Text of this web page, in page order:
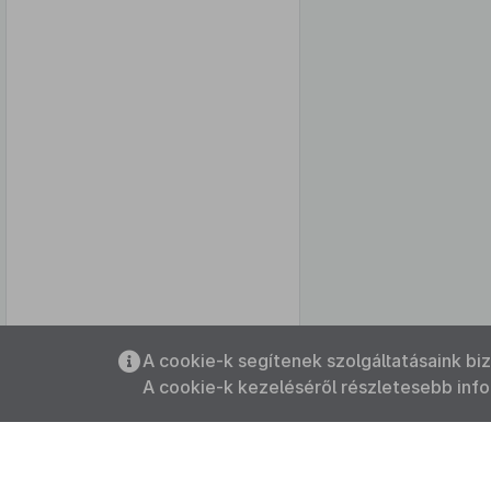
Az oldalmenübe visszatéréshez
ALT + S billentyűket.
A cookie-k segítenek szolgáltatásaink
A cookie-k kezeléséről részletesebb